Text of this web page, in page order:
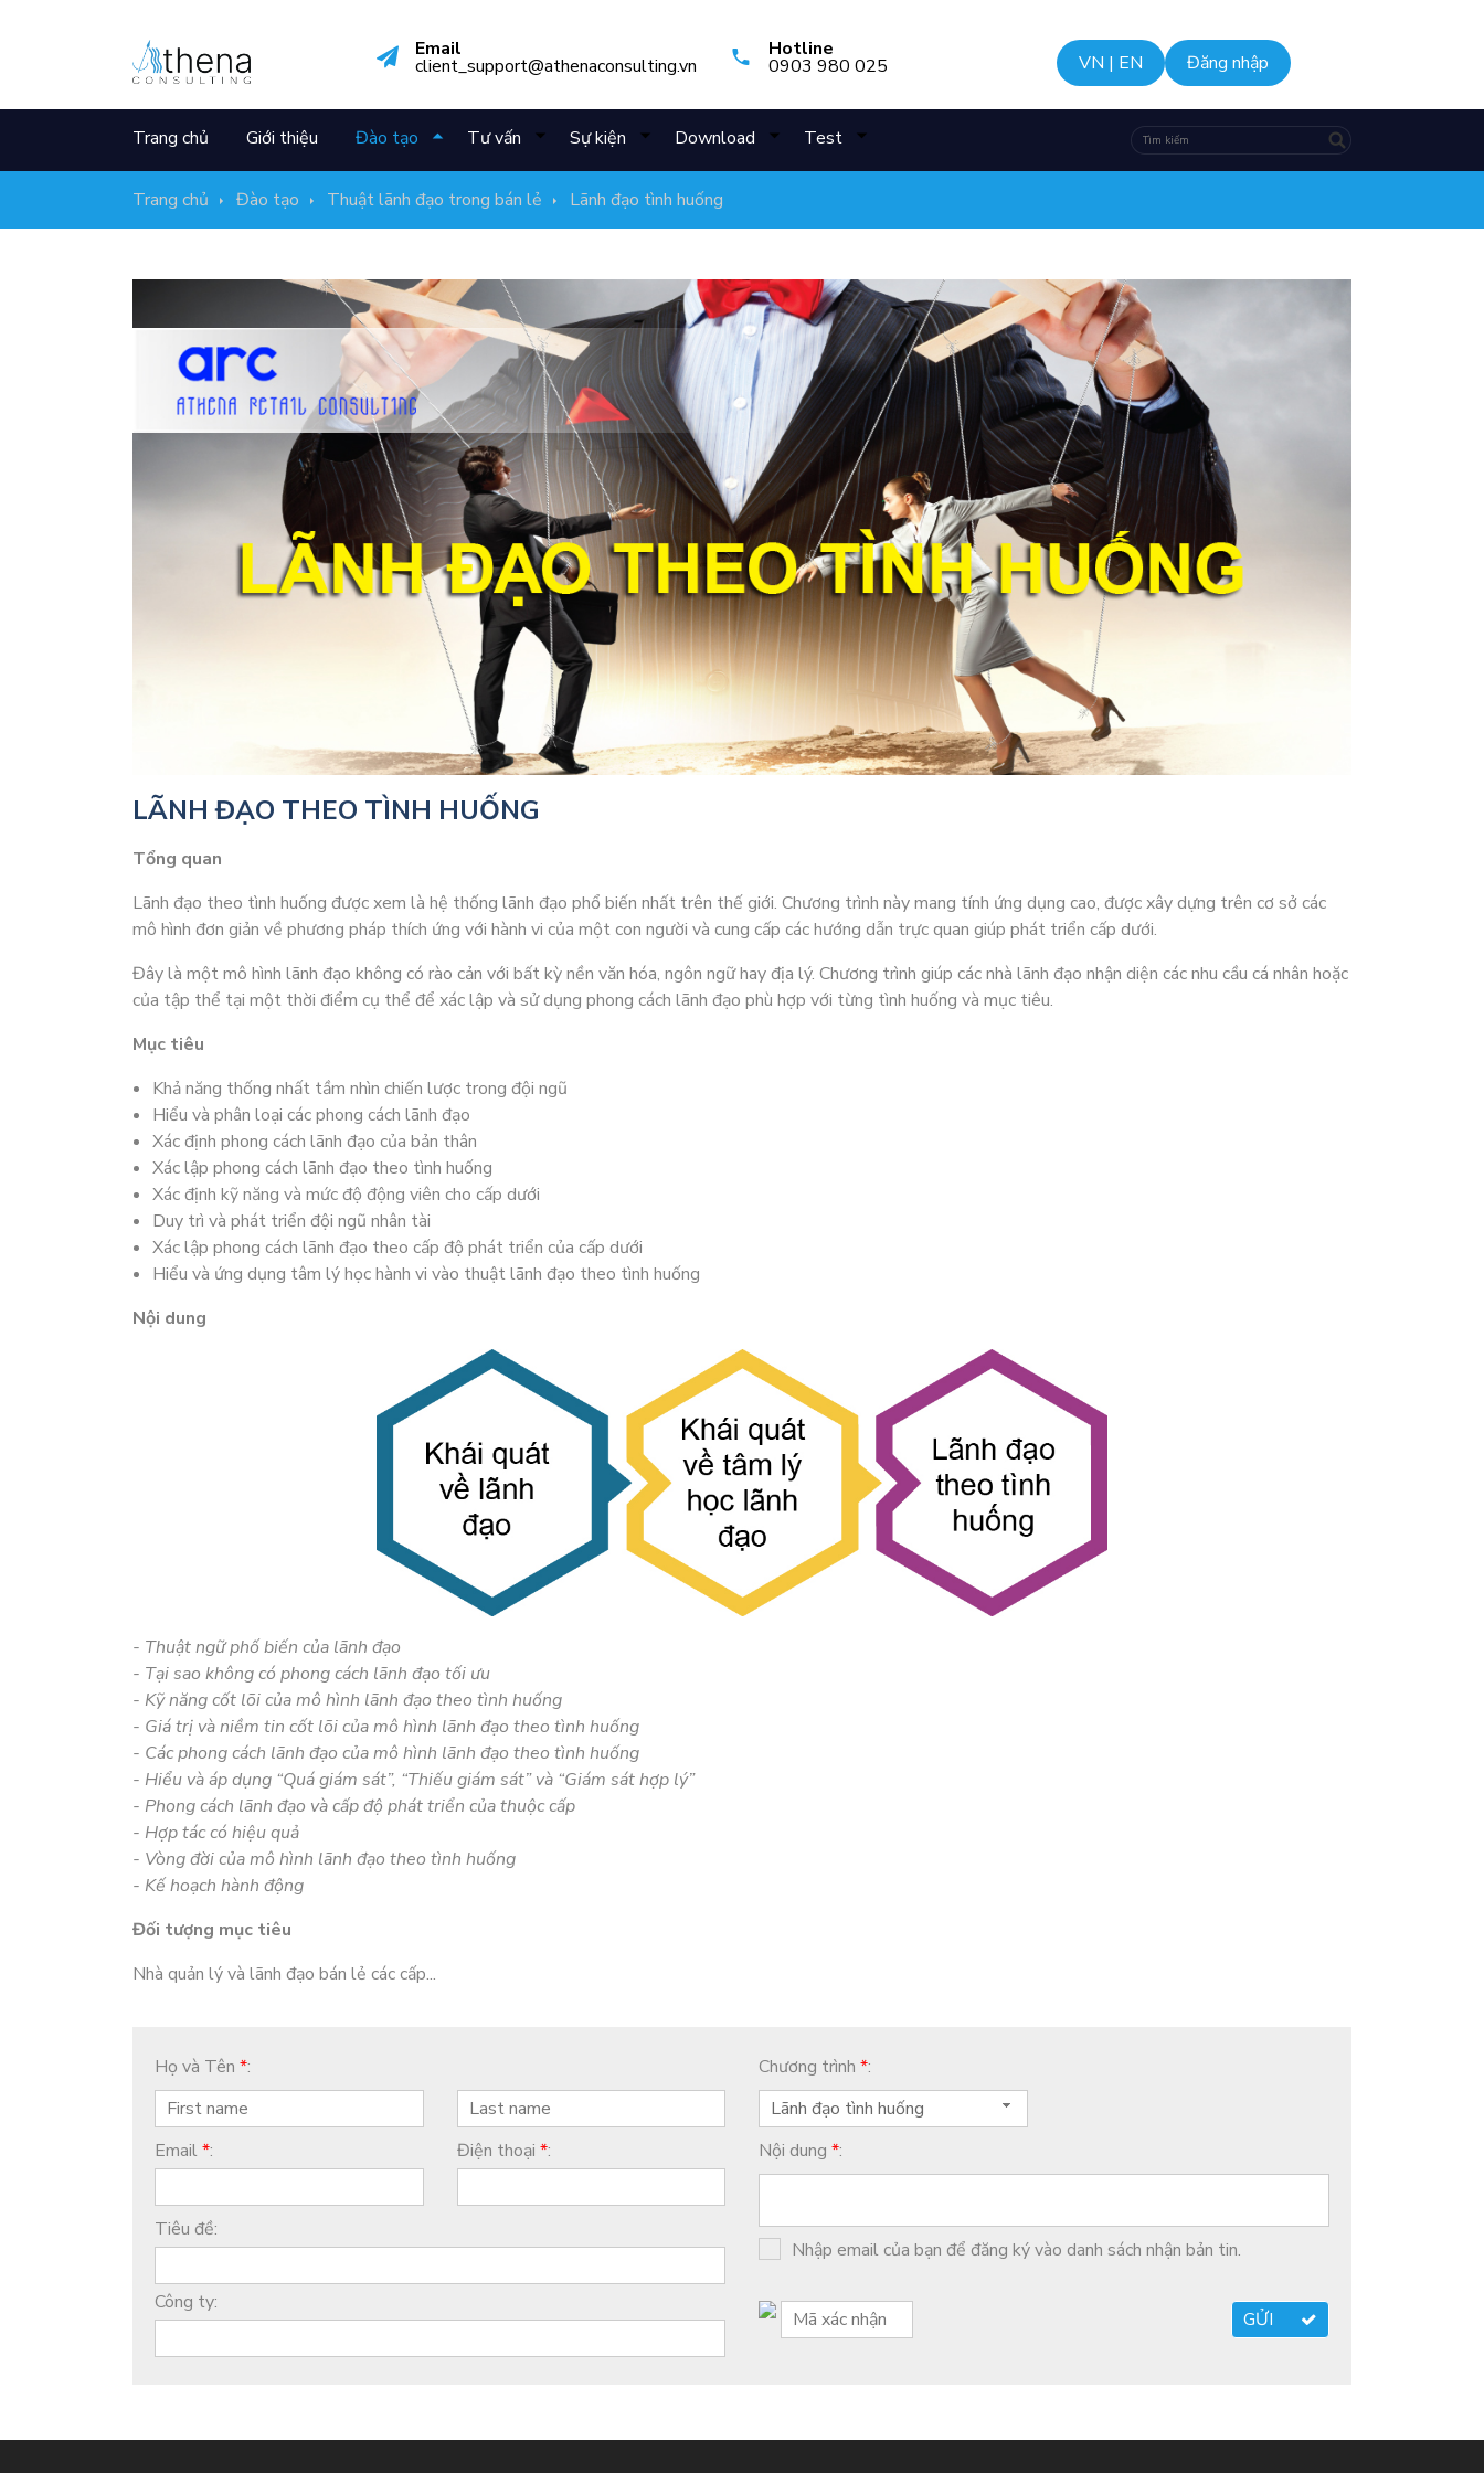
Email
client_support@athenaconsulting.vn
Hotline
0903 980 025 VN | EN Đăng nhập
Trang chủ Giới thiệu Đào tạo Tư vấn Sự kiện Download Test
Trang chủ Đào tạo Thuật lãnh đạo trong bán lẻ Lãnh đạo tình huống
LÃNH ĐẠO THEO TÌNH HUỐNG
Tổng quan
Lãnh đạo theo tình huống được xem là hệ thống lãnh đạo phổ biến nhất trên thế giới. Chương trình này mang tính ứng dụng cao, được xây dựng trên cơ sở các
mô hình đơn giản về phương pháp thích ứng với hành vi của một con người và cung cấp các hướng dẫn trực quan giúp phát triển cấp dưới.
Đây là một mô hình lãnh đạo không có rào cản với bất kỳ nền văn hóa, ngôn ngữ hay địa lý. Chương trình giúp các nhà lãnh đạo nhận diện các nhu cầu cá nhân hoặc
của tập thể tại một thời điểm cụ thể để xác lập và sử dụng phong cách lãnh đạo phù hợp với từng tình huống và mục tiêu.
Mục tiêu
Khả năng thống nhất tầm nhìn chiến lược trong đội ngũ
Hiểu và phân loại các phong cách lãnh đạo
Xác định phong cách lãnh đạo của bản thân
Xác lập phong cách lãnh đạo theo tình huống
Xác định kỹ năng và mức độ động viên cho cấp dưới
Duy trì và phát triển đội ngũ nhân tài
Xác lập phong cách lãnh đạo theo cấp độ phát triển của cấp dưới
Hiểu và ứng dụng tâm lý học hành vi vào thuật lãnh đạo theo tình huống
Nội dung
- Thuật ngữ phố biến của lãnh đạo
- Tại sao không có phong cách lãnh đạo tối ưu
- Kỹ năng cốt lõi của mô hình lãnh đạo theo tình huống
- Giá trị và niềm tin cốt lõi của mô hình lãnh đạo theo tình huống
- Các phong cách lãnh đạo của mô hình lãnh đạo theo tình huống
- Hiểu và áp dụng “Quá giám sát”, “Thiếu giám sát” và “Giám sát hợp lý”
- Phong cách lãnh đạo và cấp độ phát triển của thuộc cấp
- Hợp tác có hiệu quả
- Vòng đời của mô hình lãnh đạo theo tình huống
- Kế hoạch hành động
Đối tượng mục tiêu
Nhà quản lý và lãnh đạo bán lẻ các cấp...
Họ và Tên *:
Email*: Điện thoại *:
Tiêu đề:
Công ty:
Chương trình *:
Lãnh đạo tình huống
Nội dung *:
Nhập email của bạn để đăng ký vào danh sách nhận bản tin.